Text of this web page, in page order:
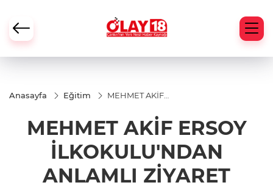
Anasayfa Eğitim
MEHMET AKİF
İLKOKULU'NDAN
ANLAMLI
ZİYARET
MEHMET AKİF ERSOY
İLKOKULU'NDAN
ANLAMLI ZİYARET